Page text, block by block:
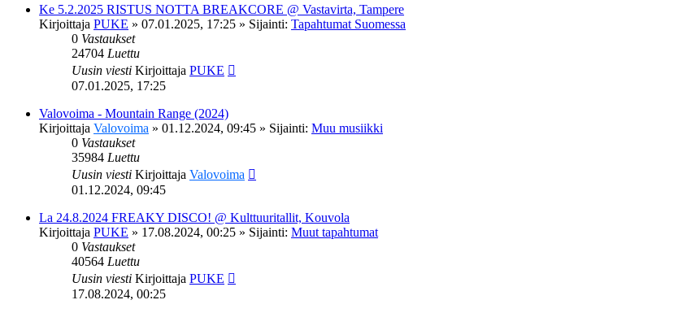
Ke 5.2.2025 RISTUS NOTTA BREAKCORE @ Vastavirta, Tampere
Kirjoittaja PUKE » 07.01.2025, 17:25 » Sijainti: Tapahtumat Suomessa
0 Vastaukset
24704 Luettu
Uusin viesti Kirjoittaja PUKE
07.01.2025, 17:25
Valovoima - Mountain Range (2024)
Kirjoittaja Valovoima » 01.12.2024, 09:45 » Sijainti: Muu musiikki
0 Vastaukset
35984 Luettu
Uusin viesti Kirjoittaja Valovoima
01.12.2024, 09:45
La 24.8.2024 FREAKY DISCO! @ Kulttuuritallit, Kouvola
Kirjoittaja PUKE » 17.08.2024, 00:25 » Sijainti: Muut tapahtumat
0 Vastaukset
40564 Luettu
Uusin viesti Kirjoittaja PUKE
17.08.2024, 00:25